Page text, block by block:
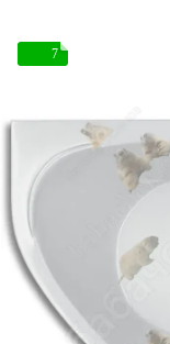
7